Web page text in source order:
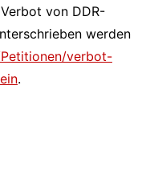
von DDR-
werden
verbot-
.